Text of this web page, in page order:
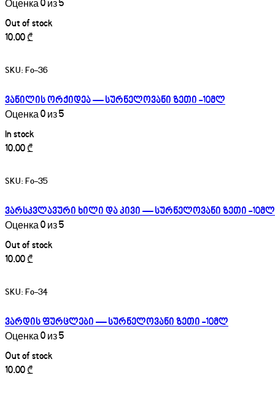
Оценка0 из 5
Out of stock
10.00₾
SKU: Fo-36
ვანილის ორქიდეა — სურნელოვანი ზეთი -10მლ
Оценка0 из 5
In stock
10.00₾
SKU: Fo-35
ვარსკვლავური ხილი და კივი — სურნელოვანი ზეთი -10მლ
Оценка0 из 5
Out of stock
10.00₾
SKU: Fo-34
ვარდის ფურცლები — სურნელოვანი ზეთი -10მლ
Оценка0 из 5
Out of stock
10.00₾